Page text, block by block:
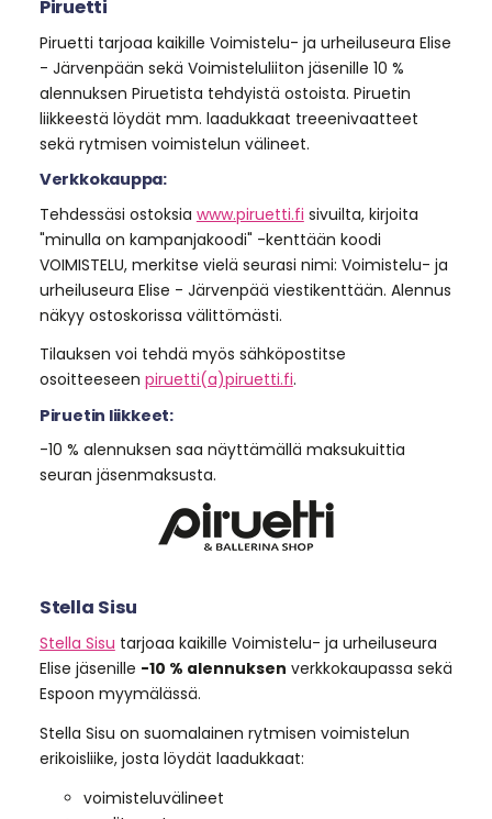
Piruetti
Piruetti tarjoaa kaikille Voimistelu- ja urheiluseura Elise
- Järvenpään sekä Voimisteluliiton jäsenille 10 %
alennuksen Piruetista tehdyistä ostoista. Piruetin
liikkeestä löydät mm. laadukkaat treeenivaatteet
sekä rytmisen voimistelun välineet.
Verkkokauppa:
Tehdessäsi ostoksia www.piruetti.fi sivuilta, kirjoita
"minulla on kampanjakoodi" -kenttään koodi
VOIMISTELU, merkitse vielä seurasi nimi: Voimistelu- ja
urheiluseura Elise - Järvenpää viestikenttään. Alennus
näkyy ostoskorissa välittömästi.
Tilauksen voi tehdä myös sähköpostitse
osoitteeseen piruetti(a)piruetti.fi.
Piruetin liikkeet:
-10 % alennuksen saa näyttämällä maksukuittia
seuran jäsenmaksusta.
Stella Sisu
Stella Sisu tarjoaa kaikille Voimistelu- ja urheiluseura
Elise jäsenille -10 % alennuksen verkkokaupassa sekä
Espoon myymälässä.
Stella Sisu on suomalainen rytmisen voimistelun
erikoisliike, josta löydät laadukkaat:
voimisteluvälineet